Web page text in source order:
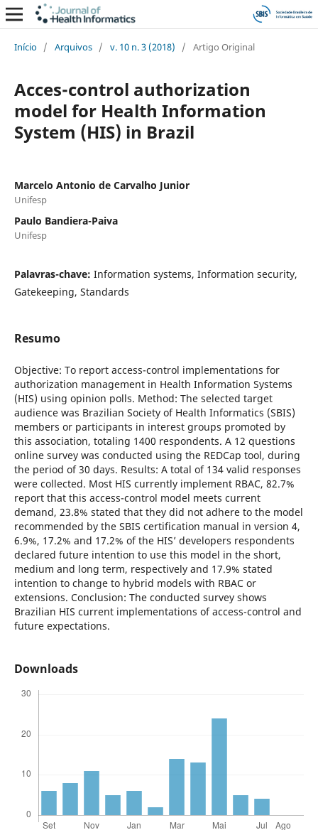
Início / Arquivos / v. 10 n. 3 (2018) / Artigo Original
Acces-control authorization
model for Health Information
System (HIS) in Brazil
Marcelo Antonio de Carvalho Junior
Unifesp
Paulo Bandiera-Paiva
Unifesp
Palavras-chave: Information systems, Information security,
Gatekeeping, Standards
Resumo
Objective: To report access-control implementations for
authorization management in Health Information Systems
(HIS) using opinion polls. Method: The selected target
audience was Brazilian Society of Health Informatics (SBIS)
members or participants in interest groups promoted by
this association, totaling 1400 respondents. A 12 questions
online survey was conducted using the REDCap tool, during
the period of 30 days. Results: A total of 134 valid responses
were collected. Most HIS currently implement RBAC, 82.7%
report that this access-control model meets current
demand, 23.8% stated that they did not adhere to the model
recommended by the SBIS certification manual in version 4,
6.9%, 17.2% and 17.2% of the HIS’ developers respondents
declared future intention to use this model in the short,
medium and long term, respectively and 17.9% stated
intention to change to hybrid models with RBAC or
extensions. Conclusion: The conducted survey shows
Brazilian HIS current implementations of access-control and
future expectations.
Downloads